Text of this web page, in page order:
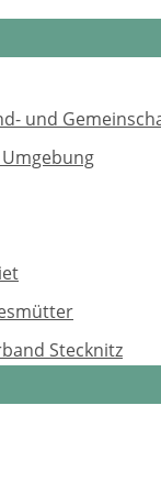
und
Stecknitz